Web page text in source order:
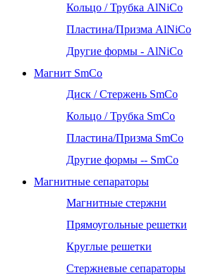
Кольцо / Трубка AlNiCo
Пластина/Призма AlNiCo
Другие формы - AlNiCo
Магнит SmCo
Диск / Стержень SmCo
Кольцо / Трубка SmCo
Пластина/Призма SmCo
Другие формы -- SmCo
Магнитные сепараторы
Магнитные стержни
Прямоугольные решетки
Круглые решетки
Стержневые сепараторы